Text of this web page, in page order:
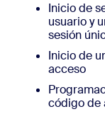
Inicio de
usuario y
sesión
Inicio de
acceso
código de